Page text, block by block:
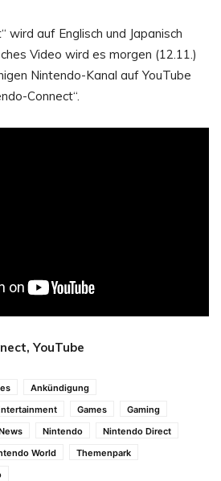
wird auf Englisch und Japanisch
Video wird es morgen (12.11.)
Nintendo-Kanal auf YouTube
Connect“.
YouTube
Ankündigung
Games
Gaming
Nintendo
Nintendo Direct
World
Themenpark